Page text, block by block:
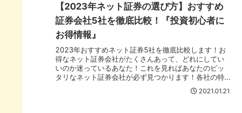
【2023年ネット証券の選び方】おすすめ
証券会社5社を徹底比較！『投資初心者に
お得情報』
2023年おすすめネット証券5社を徹底比較します！お
得なネット証券会社がたくさんあって、どれにしてい
いのか迷っているあなた！これを見ればあなたのピッ
タリなネット証券会社が必ず見つかります！各社の特
徴や手数料の違いを比較することで見えてくる！
2021.01.21